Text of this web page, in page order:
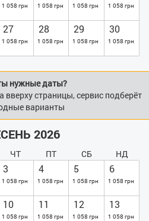
1 058 грн 1 058 грн 1 058 грн 1 058 грн
27
1 058 грн
28
1 058 грн
29
1 058 грн
30
1 058 грн
нужные даты?
вверху страницы, сервис подберёт
варианты
2026
ЧТ ПТ СБ НД
3
1 058 грн
4
1 058 грн
5
1 058 грн
6
1 058 грн
10
1 058 грн
11
1 058 грн
12
1 058 грн
13
1 058 грн